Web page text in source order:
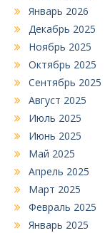
Январь 2026
Декабрь 2025
Ноябрь 2025
Октябрь 2025
Сентябрь 2025
Август 2025
Июль 2025
Июнь 2025
Май 2025
Апрель 2025
Март 2025
Февраль 2025
Январь 2025